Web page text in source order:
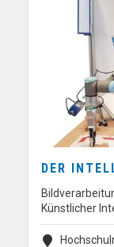
DER
Künstlicher